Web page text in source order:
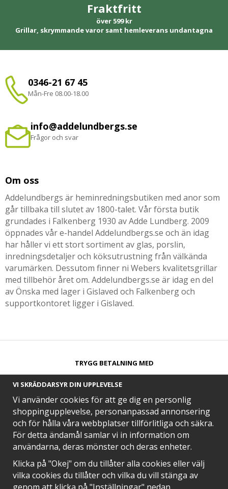
Fraktfritt
över 599 kr
Grillar, skrymmande varor samt hemleverans undantagna
0346-21 67 45
Mån-Fre 08.00-18.00
info@addelundbergs.se
Frågor och svar
Om oss
Addelundbergs är heminredningsbutiken med anor som
går tillbaka till slutet av 1800-talet. Vår första butik
grundades i Falkenberg 1930 av Adde Lundberg. 2009
öppnades vår e-handel Addelundbergs.se och än idag
har håller vi ett stort sortiment av glas, porslin,
inredningsdetaljer och köksutrustning från välkända
varumärken. Dessutom finner ni Webers kvalitetsgrillar
med tillbehör året om. Addelundbergs.se är idag en del
av Önska med lager i Gislaved och Falkenberg och
supportkontoret ligger i Gislaved.
TRYGG BETALNING MED​
SNABB LEVERANS MED
EN DEL AV
VI SKRÄDDARSYR DIN UPPLEVELSE
Vi använder cookies för att ge dig en personlig
shoppingupplevelse, personanpassad annonsering
och för hålla våra webbplatser tillförlitliga och säkra.
För detta ändamål samlar vi in information om
användarna, deras mönster och deras enheter.
Klicka på "Okej" om du tillåter alla cookies eller välj
vilka cookies du tillåter och vilka du vill stänga av